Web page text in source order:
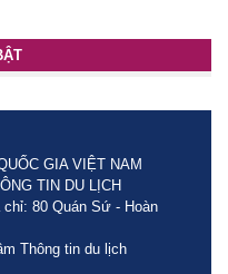
GIA VIỆT NAM
TIN DU LỊCH
80 Quán Sứ - Hoàn
Thông tin du lịch